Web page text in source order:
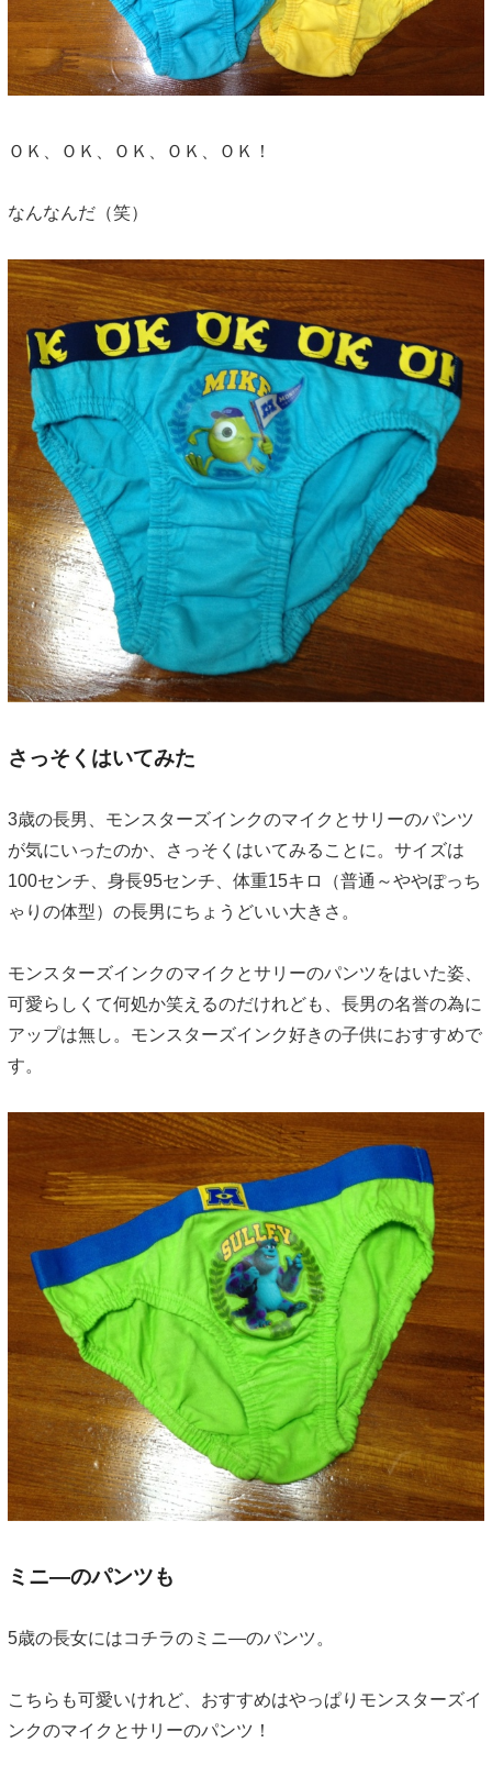
ＯＫ、ＯＫ、ＯＫ、ＯＫ、ＯＫ！
なんなんだ（笑）
さっそくはいてみた
3歳の長男、モンスターズインクのマイクとサリーのパンツ
が気にいったのか、さっそくはいてみることに。サイズは
100センチ、身長95センチ、体重15キロ（普通～ややぽっち
ゃりの体型）の長男にちょうどいい大きさ。
モンスターズインクのマイクとサリーのパンツをはいた姿、
可愛らしくて何処か笑えるのだけれども、長男の名誉の為に
アップは無し。モンスターズインク好きの子供におすすめで
す。
ミニ―のパンツも
5歳の長女にはコチラのミニ―のパンツ。
こちらも可愛いけれど、おすすめはやっぱりモンスターズイ
ンクのマイクとサリーのパンツ！